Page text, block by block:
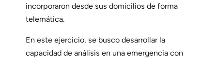
incorporaron desde sus domicilios de forma
telemática.
En este ejercicio, se busco desarrollar la
capacidad de análisis en una emergencia con